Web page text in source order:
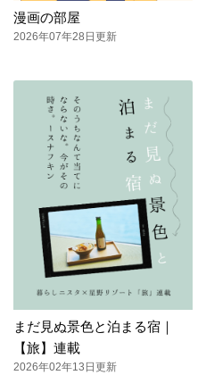
漫画の部屋
2026年07年28日更新
まだ見ぬ景色と泊まる宿｜
【旅】連載
2026年02年13日更新